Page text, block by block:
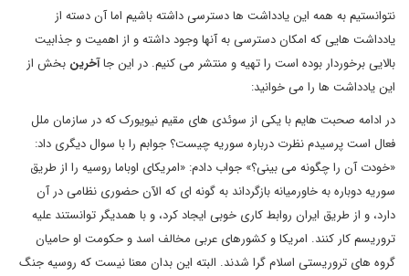
نتوانستیم به همه این یادداشت ها دسترسی داشته باشیم اما آن دسته از
یادداشت هایی که امکان دسترسی به آنها وجود داشته و از اهمیت و جذابیت
بالایی برخوردار بوده است را تهیه و منتشر می کنیم. در این جاآخرین بخش از
این یادداشت ها را می خوانید:
در ادامه صحبت هایم با یکی از سوئدی های مقیم نیویورک که در سازمان ملل
فعال است پرسیدم نظرت درباره سوریه چیست؟ جوابم را با سوال دیگری داد:
«خودت آن را چگونه می بینی؟» جواب دادم: «امریکای اوباما روسیه را از طریق
سوریه دوباره به خاورمیانه بازگرداند به گونه ای که الآن حضوری نظامی در آن
دارد، و از طریق ایران روابط کاری خوبی ایجاد کرد، و با همدیگر توانستند علیه
تروریسم کار کنند. امریکا و کشورهای عربی مخالف اسد و حکومت او حامیان
گروه های تروریستی اسلام گرا شدند. البته این بدان معنا نیست که روسیه جنگ